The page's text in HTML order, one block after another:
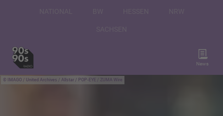
News
IMAGO / United Archives / Allstar / POP-EYE / ZUMA Wire